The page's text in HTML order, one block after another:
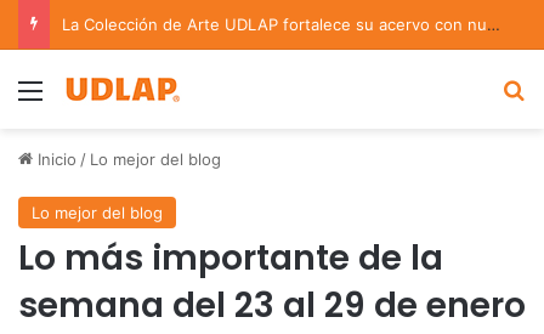
La Colección de Arte UDLAP fortalece su acervo con nuevas obras de artistas emergentes y consolidados
Menu
Inicio / Lo mejor del blog
Lo mejor del blog
Lo más importante de la
semana del 23 al 29 de enero